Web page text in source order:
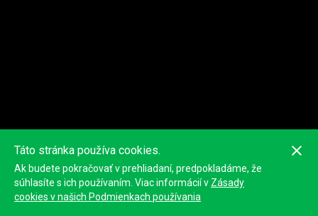
Toto hodnotenie nemusí byť presné, pretože je vypočítané z GPS
pozícií zariadení. Oficiálna klasifikácia bude zverejnená
organizátorom.
Táto stránka používa cookies.
Ak budete pokračovať v prehliadaní, predpokladáme, že
súhlasíte s ich používaním. Viac informácií v Zásady
cookies v našich Podmienkach používania